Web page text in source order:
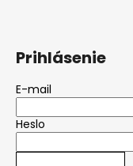
Prihlásenie
E-mail
Heslo